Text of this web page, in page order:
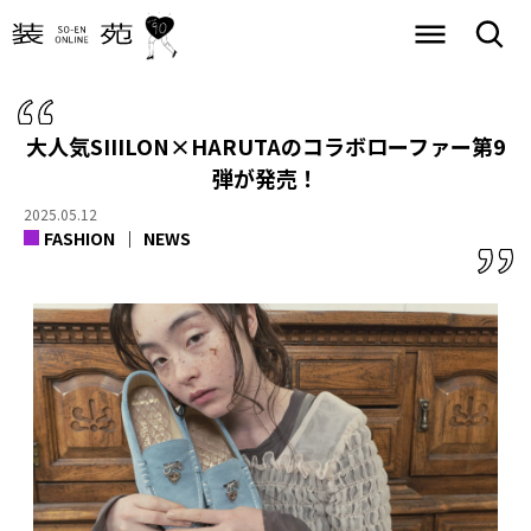
大人気SIIILON×HARUTAのコラボローファー第9
弾が発売！
2025.05.12
FASHION NEWS